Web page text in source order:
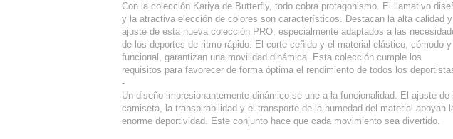
Con la colección Kariya de Butterfly, todo cobra protagonismo. El llamativo
y la atractiva elección de colores son característicos. Destacan la alta calidad y
ajuste de esta nueva colección PRO, especialmente adaptados a las
de los deportes de ritmo rápido. El corte ceñido y el material elástico, cómodo y
funcional, garantizan una movilidad dinámica. Esta colección cumple los
requisitos para favorecer de forma óptima el rendimiento de todos los
-
Un diseño impresionantemente dinámico se une a la funcionalidad. El ajuste de
camiseta, la transpirabilidad y el transporte de la humedad del material apoyan
enorme deportividad. Este conjunto hace que cada movimiento sea divertido.